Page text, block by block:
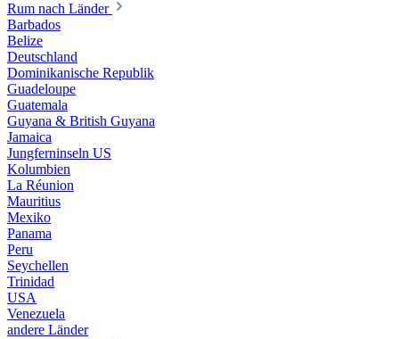
Rum nach Länder
Barbados
Belize
Deutschland
Dominikanische Republik
Guadeloupe
Guatemala
Guyana & British Guyana
Jamaica
Jungferninseln US
Kolumbien
La Réunion
Mauritius
Mexiko
Panama
Peru
Seychellen
Trinidad
USA
Venezuela
andere Länder